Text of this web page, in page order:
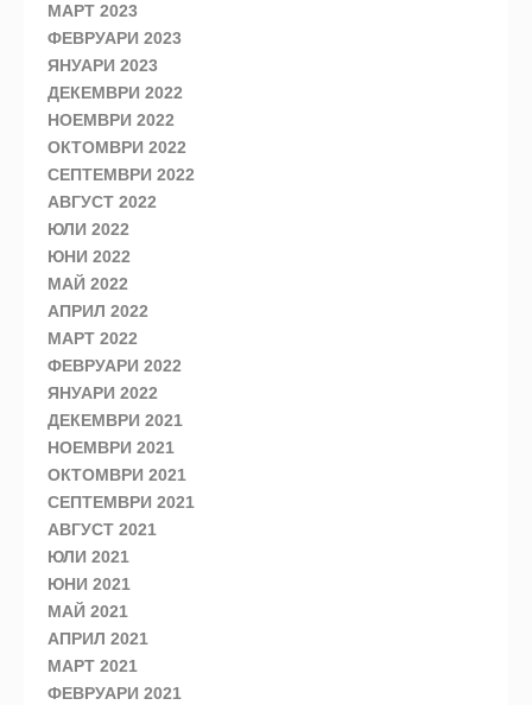
МАРТ 2023
ФЕВРУАРИ 2023
ЯНУАРИ 2023
ДЕКЕМВРИ 2022
НОЕМВРИ 2022
ОКТОМВРИ 2022
СЕПТЕМВРИ 2022
АВГУСТ 2022
ЮЛИ 2022
ЮНИ 2022
МАЙ 2022
АПРИЛ 2022
МАРТ 2022
ФЕВРУАРИ 2022
ЯНУАРИ 2022
ДЕКЕМВРИ 2021
НОЕМВРИ 2021
ОКТОМВРИ 2021
СЕПТЕМВРИ 2021
АВГУСТ 2021
ЮЛИ 2021
ЮНИ 2021
МАЙ 2021
АПРИЛ 2021
МАРТ 2021
ФЕВРУАРИ 2021